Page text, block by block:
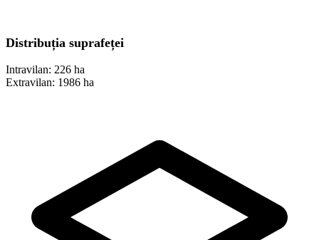
Distribuția suprafeței
Intravilan: 226 ha
Extravilan: 1986 ha